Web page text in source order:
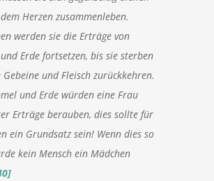
Herzen zusammenleben.
werden sie die Erträge von
Erde fortsetzen, bis sie sterben
und Fleisch zurückkehren.
und Erde würden eine Frau
Erträge berauben, dies sollte für
ein Grundsatz sein! Wenn dies so
kein Mensch ein Mädchen